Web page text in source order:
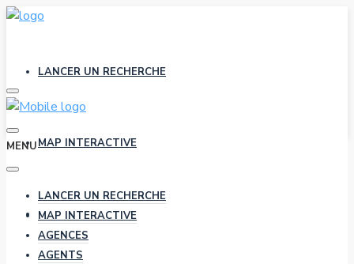
LANCER UN RECHERCHE
MAP INTERACTIVE
AGENCES
MENU
LANCER UN RECHERCHE
MAP INTERACTIVE
AGENCES
AGENTS